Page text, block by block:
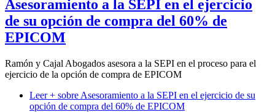
Asesoramiento a la SEPI en el ejercicio
de su opción de compra del 60% de
EPICOM
Ramón y Cajal Abogados asesora a la SEPI en el proceso para el
ejercicio de la opción de compra de EPICOM
Leer + sobre Asesoramiento a la SEPI en el ejercicio de su
opción de compra del 60% de EPICOM